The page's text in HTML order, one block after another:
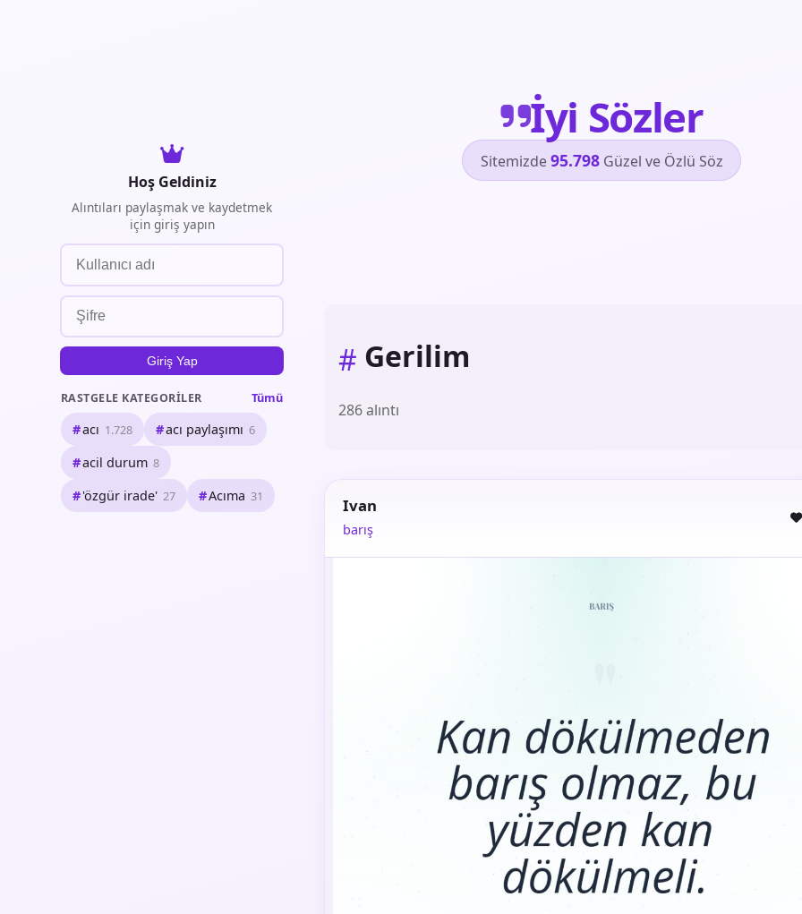
İyi Sözler
Sitemizde95.798Güzel ve Özlü Söz
Hoş Geldiniz
Alıntıları paylaşmak ve kaydetmek
için giriş yapın
Giriş Yap
RASTGELE KATEGORILER Tümü
acı 1.728 acı paylaşımı 6
acil durum 8
'özgür irade' 27 Acıma 31
# Gerilim
286 alıntı
Ivan
barış